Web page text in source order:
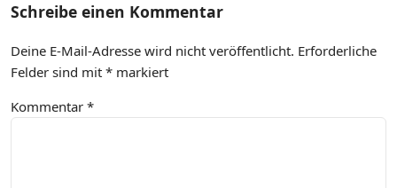
Schreibe einen Kommentar
Deine E-Mail-Adresse wird nicht veröffentlicht. Erforderliche
Felder sind mit * markiert
Kommentar *